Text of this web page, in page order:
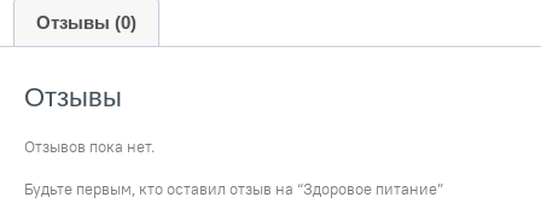
Отзывы (0)
Отзывы
Отзывов пока нет.
Будьте первым, кто оставил отзыв на “Здоровое питание”